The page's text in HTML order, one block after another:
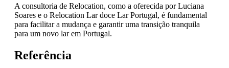
A consultoria de Relocation, como a oferecida por Luciana
Soares e o Relocation Lar doce Lar Portugal, é fundamental
para facilitar a mudança e garantir uma transição tranquila
para um novo lar em Portugal.
Referência